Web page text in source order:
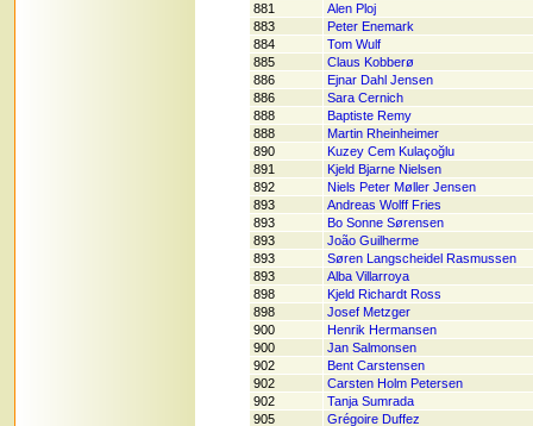
881
Alen Ploj
883
Peter Enemark
884
Tom Wulf
885
Claus Kobberø
886
Ejnar Dahl Jensen
886
Sara Cernich
888
Baptiste Remy
888
Martin Rheinheimer
890
Kuzey Cem Kulaçoğlu
891
Kjeld Bjarne Nielsen
892
Niels Peter Møller Jensen
893
Andreas Wolff Fries
893
Bo Sonne Sørensen
893
João Guilherme
893
Søren Langscheidel Rasmussen
893
Alba Villarroya
898
Kjeld Richardt Ross
898
Josef Metzger
900
Henrik Hermansen
900
Jan Salmonsen
902
Bent Carstensen
902
Carsten Holm Petersen
902
Tanja Sumrada
905
Grégoire Duffez